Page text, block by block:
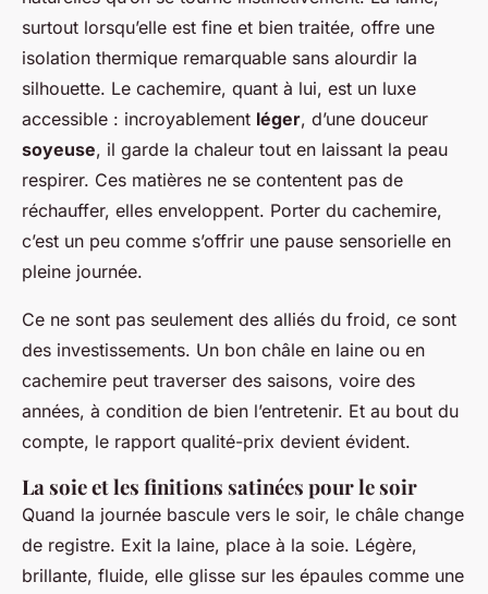
surtout lorsqu’elle est fine et bien traitée, offre une
isolation thermique remarquable sans alourdir la
silhouette. Le cachemire, quant à lui, est un luxe
accessible : incroyablement léger, d’une douceur
soyeuse, il garde la chaleur tout en laissant la peau
respirer. Ces matières ne se contentent pas de
réchauffer, elles enveloppent. Porter du cachemire,
c’est un peu comme s’offrir une pause sensorielle en
pleine journée.
Ce ne sont pas seulement des alliés du froid, ce sont
des investissements. Un bon châle en laine ou en
cachemire peut traverser des saisons, voire des
années, à condition de bien l’entretenir. Et au bout du
compte, le rapport qualité-prix devient évident.
La soie et les finitions satinées pour le soir
Quand la journée bascule vers le soir, le châle change
de registre. Exit la laine, place à la soie. Légère,
brillante, fluide, elle glisse sur les épaules comme une